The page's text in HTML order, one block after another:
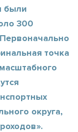
были
300
точка
округа,